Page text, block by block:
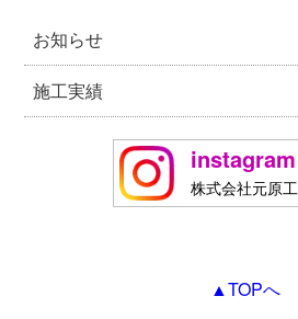
お知らせ
施工実績
instagram
株式会社元原
▲TOPへ